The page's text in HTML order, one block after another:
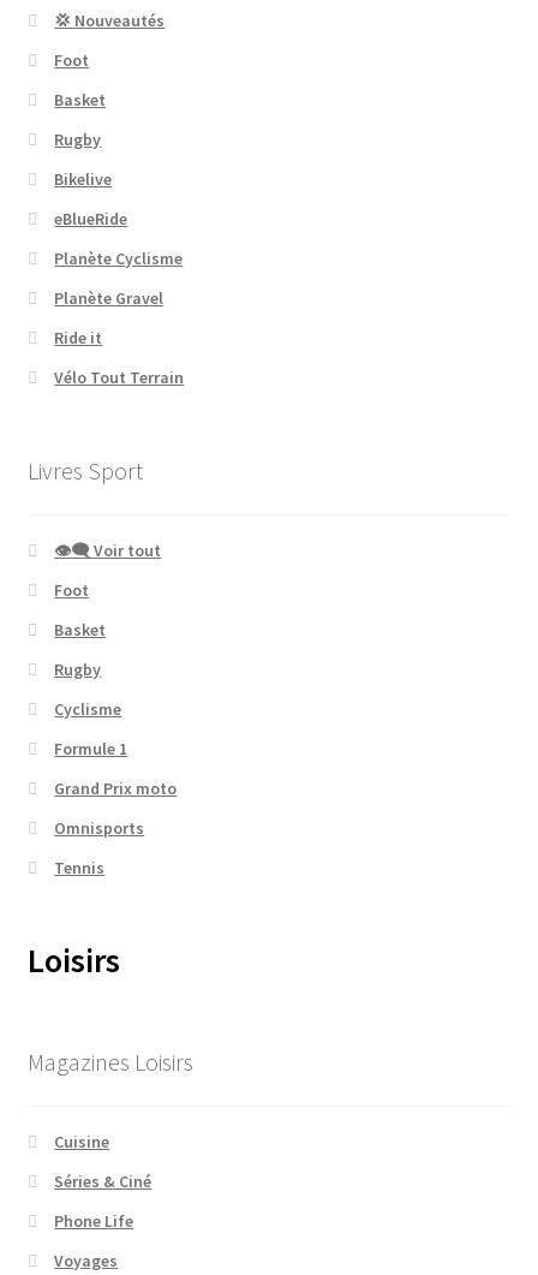
💢 Nouveautés
Foot
Basket
Rugby
Bikelive
eBlueRide
Planète Cyclisme
Planète Gravel
Ride it
Vélo Tout Terrain
Livres Sport
👁‍🗨 Voir tout
Foot
Basket
Rugby
Cyclisme
Formule 1
Grand Prix moto
Omnisports
Tennis
Loisirs
Magazines Loisirs
Cuisine
Séries & Ciné
Phone Life
Voyages